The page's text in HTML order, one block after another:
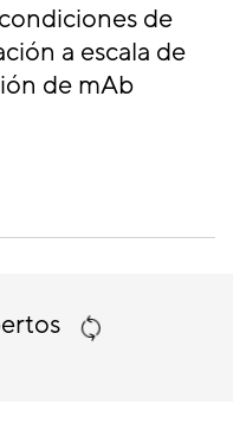
de
a escala de
de mAb